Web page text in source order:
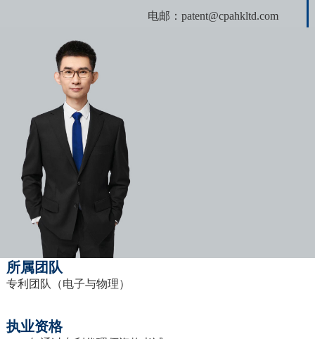
电邮：patent@cpahkltd.com
所属团队
专利团队（电子与物理）
执业资格